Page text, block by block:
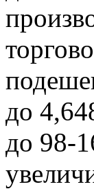
до
до 98-